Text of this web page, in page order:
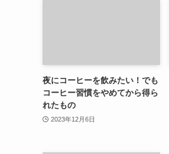
夜にコーヒーを飲みたい！でも
コーヒー習慣をやめてから得ら
れたもの
2023年12月6日